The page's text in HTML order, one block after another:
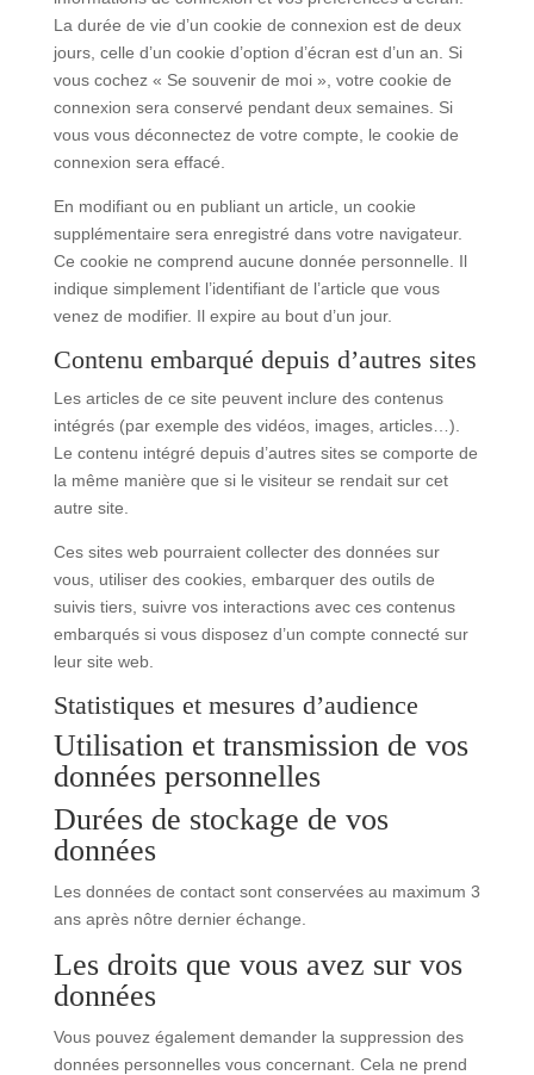
La durée de vie d’un cookie de connexion est de deux
jours, celle d’un cookie d’option d’écran est d’un an. Si
vous cochez « Se souvenir de moi », votre cookie de
connexion sera conservé pendant deux semaines. Si
vous vous déconnectez de votre compte, le cookie de
connexion sera effacé.
En modifiant ou en publiant un article, un cookie
supplémentaire sera enregistré dans votre navigateur.
Ce cookie ne comprend aucune donnée personnelle. Il
indique simplement l’identifiant de l’article que vous
venez de modifier. Il expire au bout d’un jour.
Contenu embarqué depuis d’autres sites
Les articles de ce site peuvent inclure des contenus
intégrés (par exemple des vidéos, images, articles…).
Le contenu intégré depuis d’autres sites se comporte de
la même manière que si le visiteur se rendait sur cet
autre site.
Ces sites web pourraient collecter des données sur
vous, utiliser des cookies, embarquer des outils de
suivis tiers, suivre vos interactions avec ces contenus
embarqués si vous disposez d’un compte connecté sur
leur site web.
Statistiques et mesures d’audience
Utilisation et transmission de vos
données personnelles
Durées de stockage de vos
données
Les données de contact sont conservées au maximum 3
ans après nôtre dernier échange.
Les droits que vous avez sur vos
données
Vous pouvez également demander la suppression des
données personnelles vous concernant. Cela ne prend